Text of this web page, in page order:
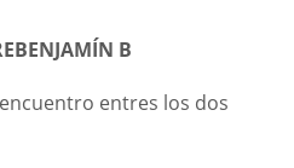
B
entres los dos